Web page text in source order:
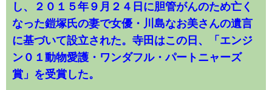
し、２０１５年９月２４日に胆管がんのため亡く
なった鎧塚氏の妻で女優・川島なお美さんの遺言
に基づいて設立された。寺田はこの日、「エンジ
ン０１動物愛護・ワンダフル・パートニャーズ
賞」を受賞した。